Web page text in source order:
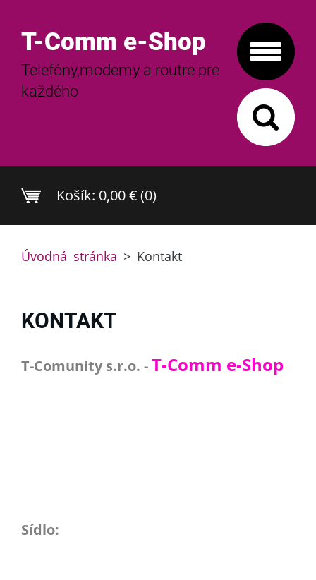
T-Comm e-Shop
Telefóny,modemy a routre pre
každého
Košík: 0,00 € (0)
Úvodná stránka > Kontakt
KONTAKT
T-Comunity s.r.o. -T-Comm e-Shop
Sídlo: